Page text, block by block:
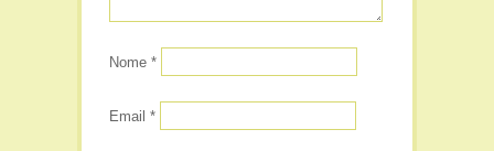
Nome *
Email *